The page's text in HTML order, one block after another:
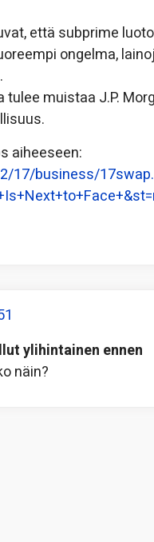
että subprime
ongelma,
muistaa J.P.
aiheeseen:
17/business/
ylihintainen ennen
näin?